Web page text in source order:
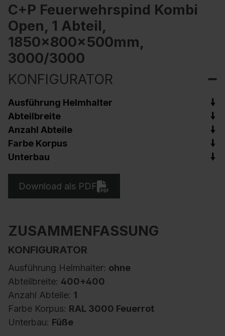
C+P Feuerwehrspind Kombi
Open, 1 Abteil,
1850x800x500mm,
3000/3000
KONFIGURATOR
Ausführung Helmhalter
Abteilbreite
Anzahl Abteile
Farbe Korpus
Unterbau
Download als PDF
ZUSAMMENFASSUNG
KONFIGURATOR
Ausführung Helmhalter: ohne
Abteilbreite: 400+400
Anzahl Abteile: 1
Farbe Korpus: RAL 3000 Feuerrot
Unterbau: Füße